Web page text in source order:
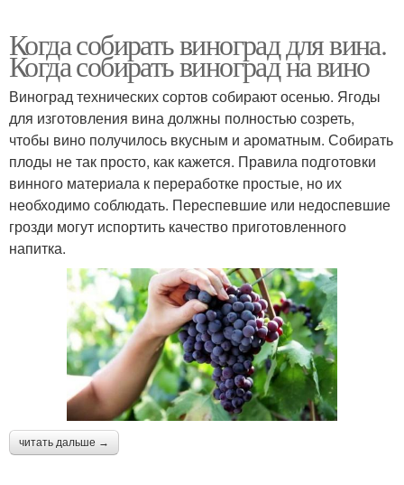
Когда собирать виноград для вина.
Когда собирать виноград на вино
Виноград технических сортов собирают осенью. Ягоды
для изготовления вина должны полностью созреть,
чтобы вино получилось вкусным и ароматным. Собирать
плоды не так просто, как кажется. Правила подготовки
винного материала к переработке простые, но их
необходимо соблюдать. Переспевшие или недоспевшие
грозди могут испортить качество приготовленного
напитка.
читать дальше →